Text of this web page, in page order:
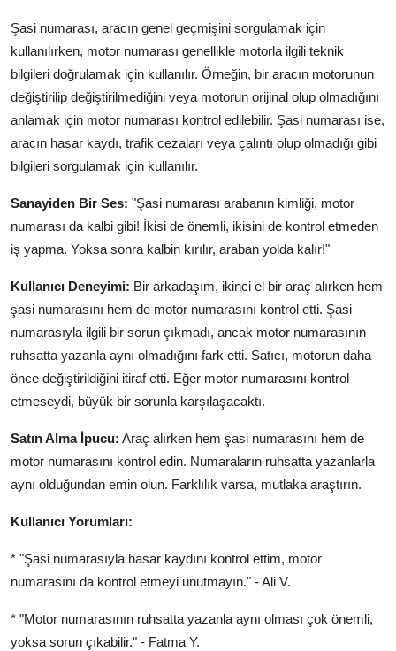
Şasi numarası, aracın genel geçmişini sorgulamak için
kullanılırken, motor numarası genellikle motorla ilgili teknik
bilgileri doğrulamak için kullanılır. Örneğin, bir aracın motorunun
değiştirilip değiştirilmediğini veya motorun orijinal olup olmadığını
anlamak için motor numarası kontrol edilebilir. Şasi numarası ise,
aracın hasar kaydı, trafik cezaları veya çalıntı olup olmadığı gibi
bilgileri sorgulamak için kullanılır.
Sanayiden Bir Ses: "Şasi numarası arabanın kimliği, motor
numarası da kalbi gibi! İkisi de önemli, ikisini de kontrol etmeden
iş yapma. Yoksa sonra kalbin kırılır, araban yolda kalır!"
Kullanıcı Deneyimi: Bir arkadaşım, ikinci el bir araç alırken hem
şasi numarasını hem de motor numarasını kontrol etti. Şasi
numarasıyla ilgili bir sorun çıkmadı, ancak motor numarasının
ruhsatta yazanla aynı olmadığını fark etti. Satıcı, motorun daha
önce değiştirildiğini itiraf etti. Eğer motor numarasını kontrol
etmeseydi, büyük bir sorunla karşılaşacaktı.
Satın Alma İpucu: Araç alırken hem şasi numarasını hem de
motor numarasını kontrol edin. Numaraların ruhsatta yazanlarla
aynı olduğundan emin olun. Farklılık varsa, mutlaka araştırın.
Kullanıcı Yorumları:
* "Şasi numarasıyla hasar kaydını kontrol ettim, motor
numarasını da kontrol etmeyi unutmayın." - Ali V.
* "Motor numarasının ruhsatta yazanla aynı olması çok önemli,
yoksa sorun çıkabilir." - Fatma Y.